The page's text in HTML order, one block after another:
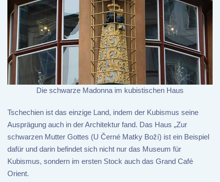
Die schwarze Madonna im kubistischen Haus
Tschechien ist das einzige Land, indem der Kubismus seine
Ausprägung auch in der Architektur fand. Das Haus „Zur
schwarzen Mutter Gottes (U Černé Matky Boží) ist ein Beispiel
dafür und darin befindet sich nicht nur das Museum für
Kubismus, sondern im ersten Stock auch das Grand Café
Orient.